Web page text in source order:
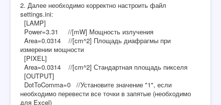
2. Далее необходимо корректно настроить файл
settings.ini:
[LAMP]
Power=3.31 //[mW] Мощность излучения
Area=0.0314 //[cm^2] Площадь диафрагмы при
измерении мощности
[PIXEL]
Area=0.0314 //[cm^2] Стандартная площадь пикселя
[OUTPUT]
DotToComma=0 //Установите значение "1", если
необходимо перевести все точки в запятые (необходимо
для Excel)